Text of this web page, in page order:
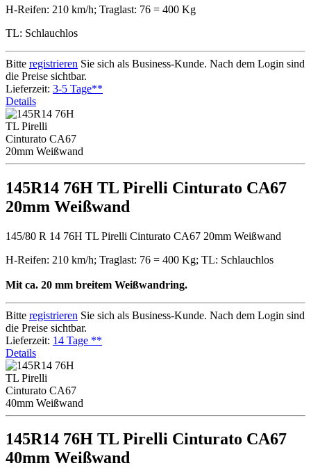
H-Reifen: 210 km/h; Traglast: 76 = 400 Kg
TL: Schlauchlos
Bitte registrieren Sie sich als Business-Kunde. Nach dem Login sind
die Preise sichtbar.
Lieferzeit: 3-5 Tage**
Details
145R14 76H TL Pirelli Cinturato CA67
20mm Weißwand
145/80 R 14 76H TL Pirelli Cinturato CA67 20mm Weißwand
H-Reifen: 210 km/h; Traglast: 76 = 400 Kg; TL: Schlauchlos
Mit ca. 20 mm breitem Weißwandring.
Bitte registrieren Sie sich als Business-Kunde. Nach dem Login sind
die Preise sichtbar.
Lieferzeit: 14 Tage **
Details
145R14 76H TL Pirelli Cinturato CA67
40mm Weißwand